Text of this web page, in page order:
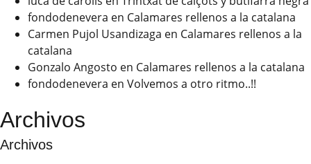
fondodenevera en Calamares rellenos a la catalana
Carmen Pujol Usandizaga en Calamares rellenos a la
catalana
Gonzalo Angosto en Calamares rellenos a la catalana
fondodenevera en Volvemos a otro ritmo..!!
Archivos
Archivos